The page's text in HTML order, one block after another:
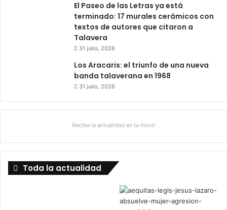
El Paseo de las Letras ya está
terminado: 17 murales cerámicos con
textos de autores que citaron a
Talavera
31 julio, 2026
Los Aracaris: el triunfo de una nueva
banda talaverana en 1968
31 julio, 2026
Recibe la actualidad en tu móvil
Toda la actualidad